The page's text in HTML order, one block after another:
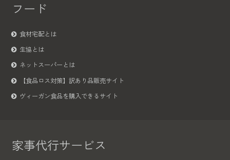
フード
食材宅配とは
生協とは
ネットスーパーとは
【食品ロス対策】訳あり品販売サイト
ヴィーガン食品を購入できるサイト
家事代行サービス